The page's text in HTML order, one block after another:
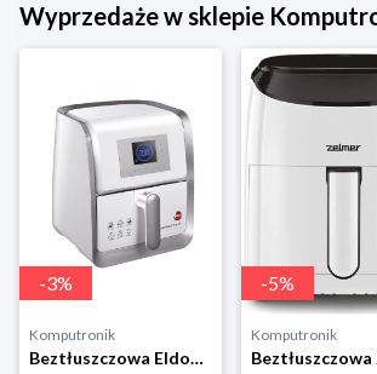
Wyprzedaże w sklepie
-3%
Komputronik
Beztłuszczowa Eldom MFC1000 biało-srebrny
-5%
Komputronik